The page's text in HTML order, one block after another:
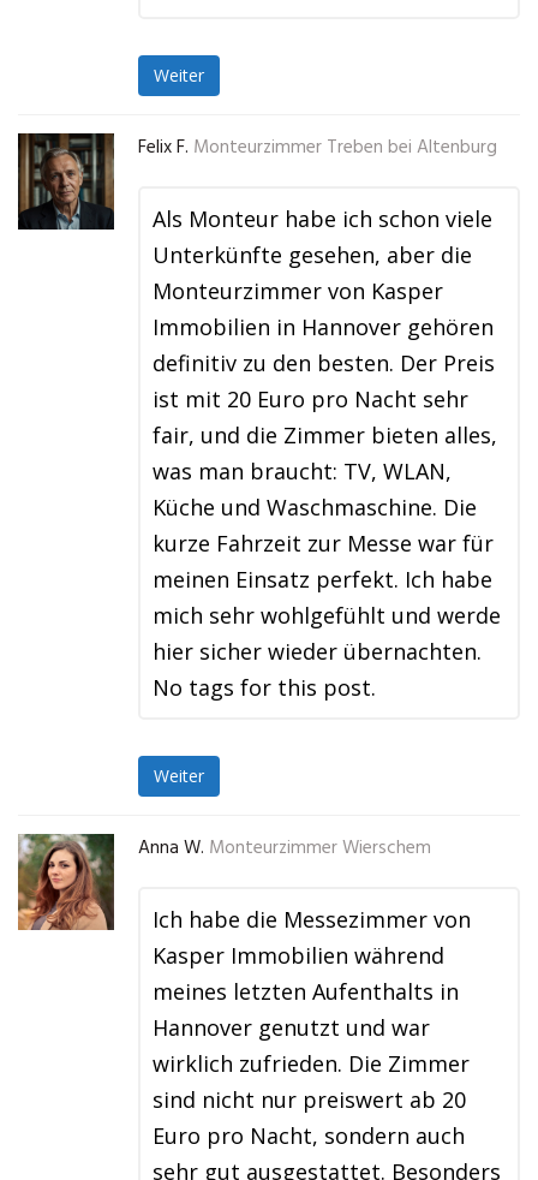
Weiter
Felix F. Monteurzimmer Treben bei Altenburg
Als Monteur habe ich schon viele
Unterkünfte gesehen, aber die
Monteurzimmer von Kasper
Immobilien in Hannover gehören
definitiv zu den besten. Der Preis
ist mit 20 Euro pro Nacht sehr
fair, und die Zimmer bieten alles,
was man braucht: TV, WLAN,
Küche und Waschmaschine. Die
kurze Fahrzeit zur Messe war für
meinen Einsatz perfekt. Ich habe
mich sehr wohlgefühlt und werde
hier sicher wieder übernachten.
No tags for this post.
Weiter
Anna W. Monteurzimmer Wierschem
Ich habe die Messezimmer von
Kasper Immobilien während
meines letzten Aufenthalts in
Hannover genutzt und war
wirklich zufrieden. Die Zimmer
sind nicht nur preiswert ab 20
Euro pro Nacht, sondern auch
sehr gut ausgestattet. Besonders